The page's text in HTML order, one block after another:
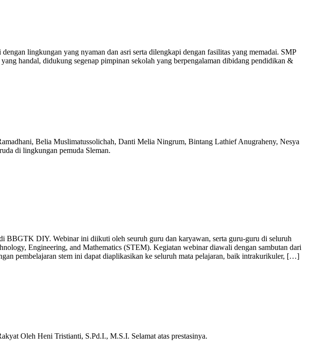
lingkungan yang nyaman dan asri serta dilengkapi dengan fasilitas yang memadai. SMP
handal, didukung segenap pimpinan sekolah yang berpengalaman dibidang pendidikan &
Belia Muslimatussolichah, Danti Melia Ningrum, Bintang Lathief Anugraheny, Nesya
di lingkungan pemuda Sleman.
BBGTK DIY. Webinar ini diikuti oleh seuruh guru dan karyawan, serta guru-guru di seluruh
Engineering, and Mathematics (STEM). Kegiatan webinar diawali dengan sambutan dari
pembelajaran stem ini dapat diaplikasikan ke seluruh mata pelajaran, baik intrakurikuler, […]
Oleh Heni Tristianti, S.Pd.I., M.S.I. Selamat atas prestasinya.